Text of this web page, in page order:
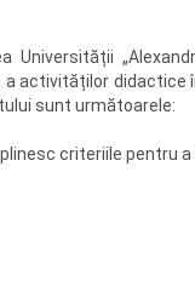
activităților didactice
sunt următoarele:
criteriile pentru